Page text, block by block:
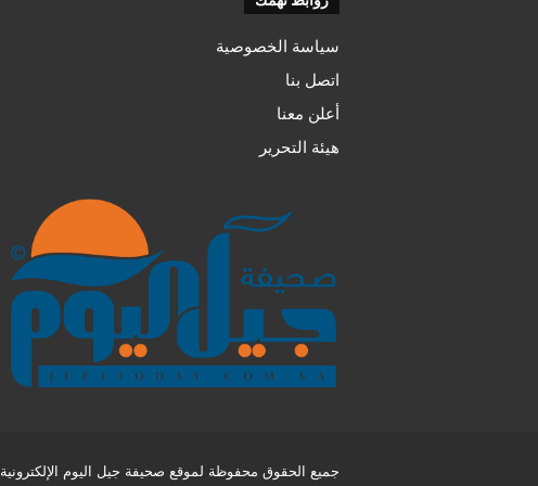
سياسة الخصوصية
اتصل بنا
أعلن معنا
هيئة التحرير
جميع الحقوق محفوظة لموقع صحيفة جيل اليوم الإلكترونية